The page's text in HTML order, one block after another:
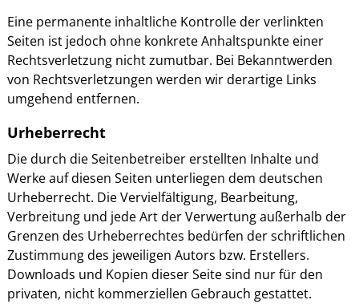
Eine permanente inhaltliche Kontrolle der verlinkten
Seiten ist jedoch ohne konkrete Anhaltspunkte einer
Rechtsverletzung nicht zumutbar. Bei Bekanntwerden
von Rechtsverletzungen werden wir derartige Links
umgehend entfernen.
Urheberrecht
Die durch die Seitenbetreiber erstellten Inhalte und
Werke auf diesen Seiten unterliegen dem deutschen
Urheberrecht. Die Vervielfältigung, Bearbeitung,
Verbreitung und jede Art der Verwertung außerhalb der
Grenzen des Urheberrechtes bedürfen der schriftlichen
Zustimmung des jeweiligen Autors bzw. Erstellers.
Downloads und Kopien dieser Seite sind nur für den
privaten, nicht kommerziellen Gebrauch gestattet.